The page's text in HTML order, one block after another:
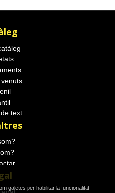
venuts
text
galetes per habilitar la funcionalitat